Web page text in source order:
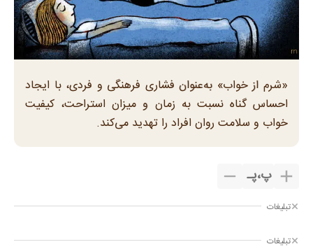
«شرم از خواب» به‌عنوان فشاری فرهنگی و فردی، با ایجاد
احساس گناه نسبت به زمان و میزان استراحت، کیفیت
خواب و سلامت روان افراد را تهدید می‌کند.
پ،پـ
تبلیغات
تبلیغات